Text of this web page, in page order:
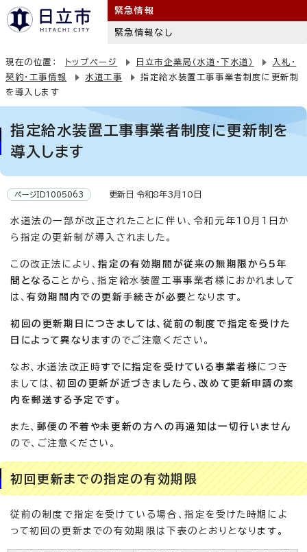
緊急情報
緊急情報なし
現在の位置： トップページ 日立市企業局（水道・下水道）
入札・
契約・工事情報
水道工事
指定給水装置工事事業者制度に更新制
を導入します
指定給水装置工事事業者制度に更新制を
導入します
ページID1005063 更新日 令和8年3月10日
水道法の一部が改正されたことに伴い、令和元年10月1日か
ら指定の更新制が導入されました。
この改正法により、指定の有効期間が従来の無期限から5年
間となる ことから、指定給水装置工事事業者様におかれまして
は、有効期間内での更新手続きが必要 となります。
初回の更新期日につきましては、従前の制度で指定を受けた
日によって異なります のでご注意ください。
なお、水道法改正時すでに指定を受けている事業者様 につき
ましては、 初回の更新が近づきましたら、改めて更新申請の案
内を郵送する予定です。
また、 郵便の不着や未更新の方への再通知は一切行いません
ので、ご注意ください。
初回更新までの指定の有効期限
従前の制度で指定を受けている場合、指定を受けた時期によ
って初回の更新までの有効期限は下表のとおりとなります。